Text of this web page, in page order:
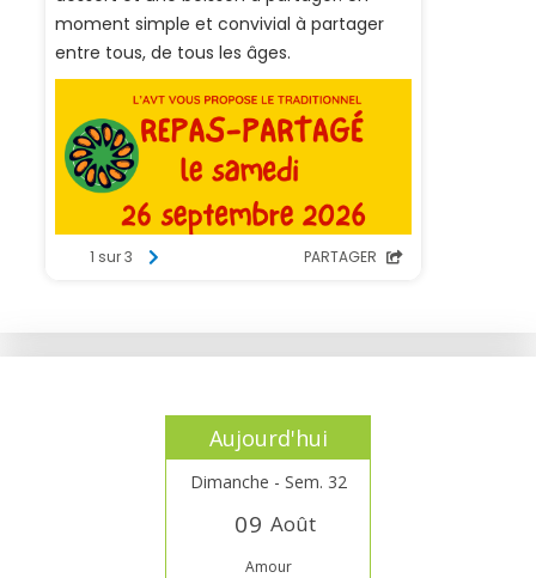
Aujourd'hui
Dimanche - Sem. 32
09 Août
Amour